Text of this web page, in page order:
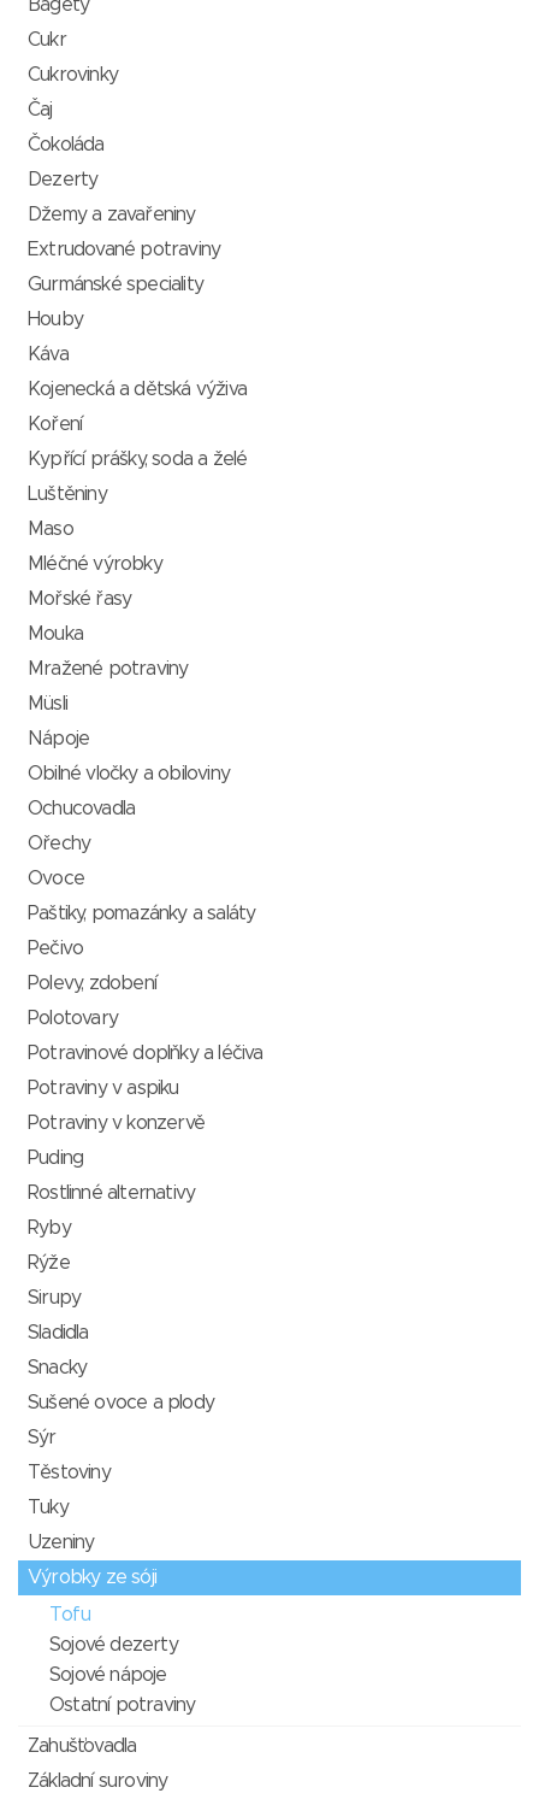
Bagety
Cukr
Cukrovinky
Čaj
Čokoláda
Dezerty
Džemy a zavařeniny
Extrudované potraviny
Gurmánské speciality
Houby
Káva
Kojenecká a dětská výživa
Koření
Kypřící prášky, soda a želé
Luštěniny
Maso
Mléčné výrobky
Mořské řasy
Mouka
Mražené potraviny
Müsli
Nápoje
Obilné vločky a obiloviny
Ochucovadla
Ořechy
Ovoce
Paštiky, pomazánky a saláty
Pečivo
Polevy, zdobení
Polotovary
Potravinové doplňky a léčiva
Potraviny v aspiku
Potraviny v konzervě
Puding
Rostlinné alternativy
Ryby
Rýže
Sirupy
Sladidla
Snacky
Sušené ovoce a plody
Sýr
Těstoviny
Tuky
Uzeniny
Výrobky ze sóji
Tofu
Sojové dezerty
Sojové nápoje
Ostatní potraviny
Zahušťovadla
Základní suroviny